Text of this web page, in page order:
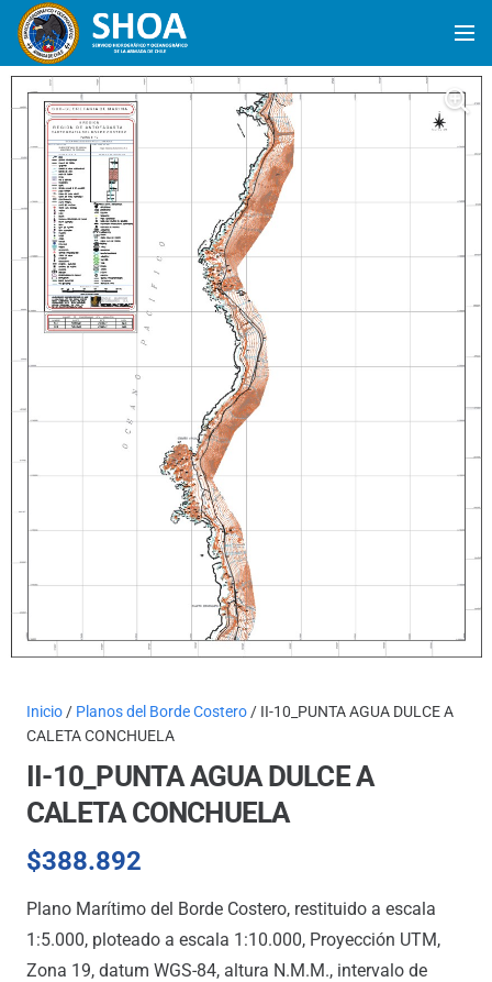
Inicio / Planos del Borde Costero / II-10_PUNTA AGUA DULCE A
CALETA CONCHUELA
II-10_PUNTA AGUA DULCE A
CALETA CONCHUELA
$388.892
Plano Marítimo del Borde Costero, restituido a escala
1:5.000, ploteado a escala 1:10.000, Proyección UTM,
Zona 19, datum WGS-84, altura N.M.M., intervalo de